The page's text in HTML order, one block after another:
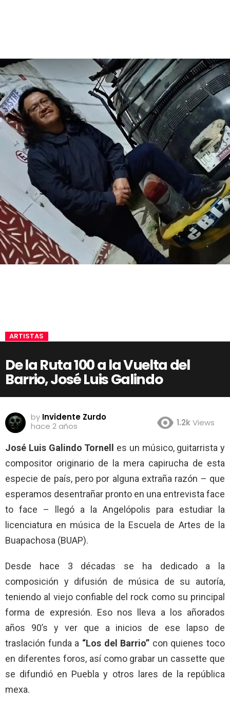
ARTISTAS
De la Ruta 100 a la Vuelta del
Barrio, José Luis Galindo
by Invidente Zurdo
hace 2 años
1.2kViews
José Luis Galindo Tornell es un músico, guitarrista y
compositor originario de la mera capirucha de esta
especie de país, pero por alguna extraña razón – que
esperamos desentrañar pronto en una entrevista face
to face – llegó a la Angelópolis para estudiar la
licenciatura en música de la Escuela de Artes de la
Buapachosa (BUAP).
Desde hace 3 décadas se ha dedicado a la
composición y difusión de música de su autoría,
teniendo al viejo confiable del rock como su principal
forma de expresión. Eso nos lleva a los añorados
años 90’s y ver que a inicios de ese lapso de
traslación funda a “Los del Barrio” con quienes toco
en diferentes foros, así como grabar un cassette que
se difundió en Puebla y otros lares de la república
mexa.